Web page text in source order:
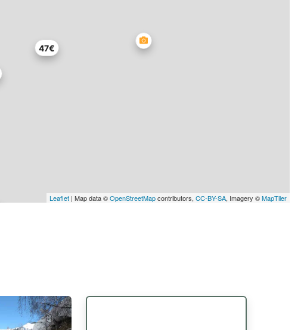
47€
Leaflet | Map data ©OpenStreetMapcontributors, CC-BY-SA, Imagery ©MapTiler